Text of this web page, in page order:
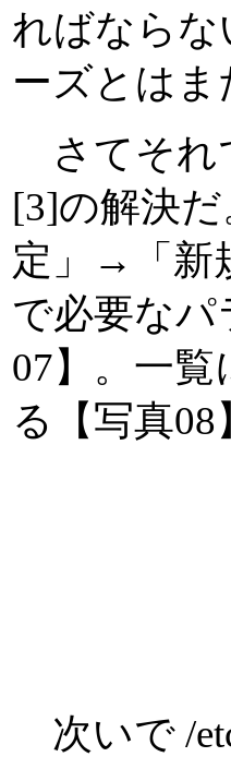
ればなら
ーズとは
さてそれ
[3]の解決
定」→「新
で必要な
07】。一
る【写真08
次いで /